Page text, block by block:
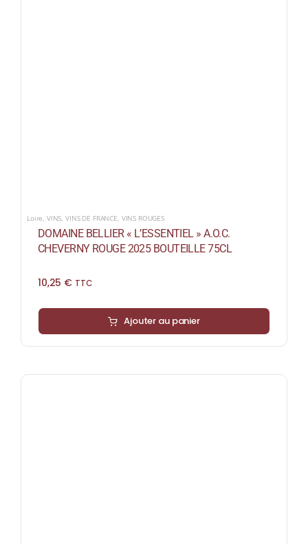
Loire, VINS,VINS DE FRANCE, VINS ROUGES
DOMAINE BELLIER « L’ESSENTIEL » A.O.C.
CHEVERNY ROUGE 2025 BOUTEILLE 75CL
10,25 € TTC
Ajouter au panier